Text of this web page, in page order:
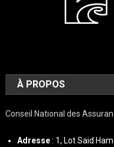
À PROPOS
Conseil National des
Adresse: 1, Lot Said